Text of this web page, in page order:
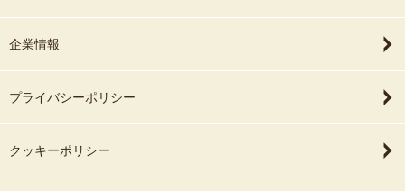
企業情報
プライバシーポリシー
クッキーポリシー